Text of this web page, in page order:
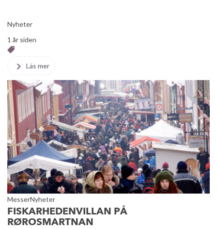
Nyheter
1 år siden
Läs mer
MesserNyheter
FISKARHEDENVILLAN PÅ
RØROSMARTNAN